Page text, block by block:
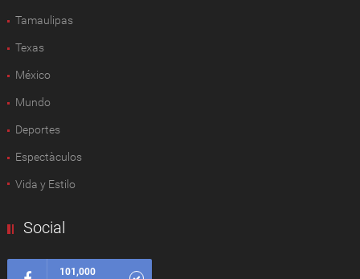
Tamaulipas
Texas
México
Mundo
Deportes
Espectàculos
Vida y Estilo
Social
101,000